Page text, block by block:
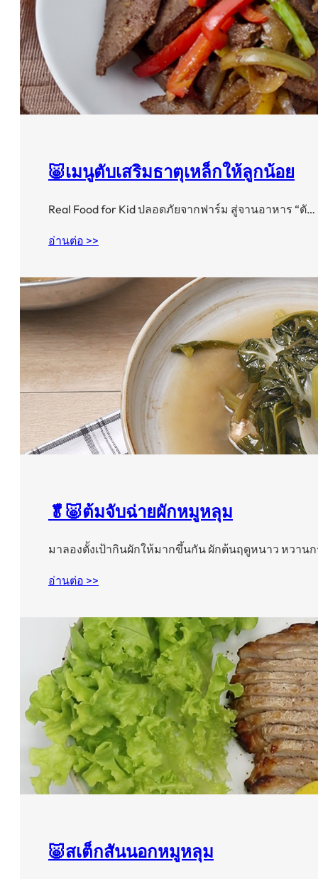
🐷เมนูตับเสริมธาตุเหล็กให้ลูกน้อย
Real Food for Kid ปลอดภัยจากฟาร์ม สู่จานอาหาร “ตั…
อ่านต่อ >>
🥬🐷ต้มจับฉ่ายผักหมูหลุม
มาลองตั้งเป้ากินผักให้มากขึ้นกัน ผักต้นฤดูหนาว หวาน
อ่านต่อ >>
🐷สเต็กสันนอกหมูหลุม